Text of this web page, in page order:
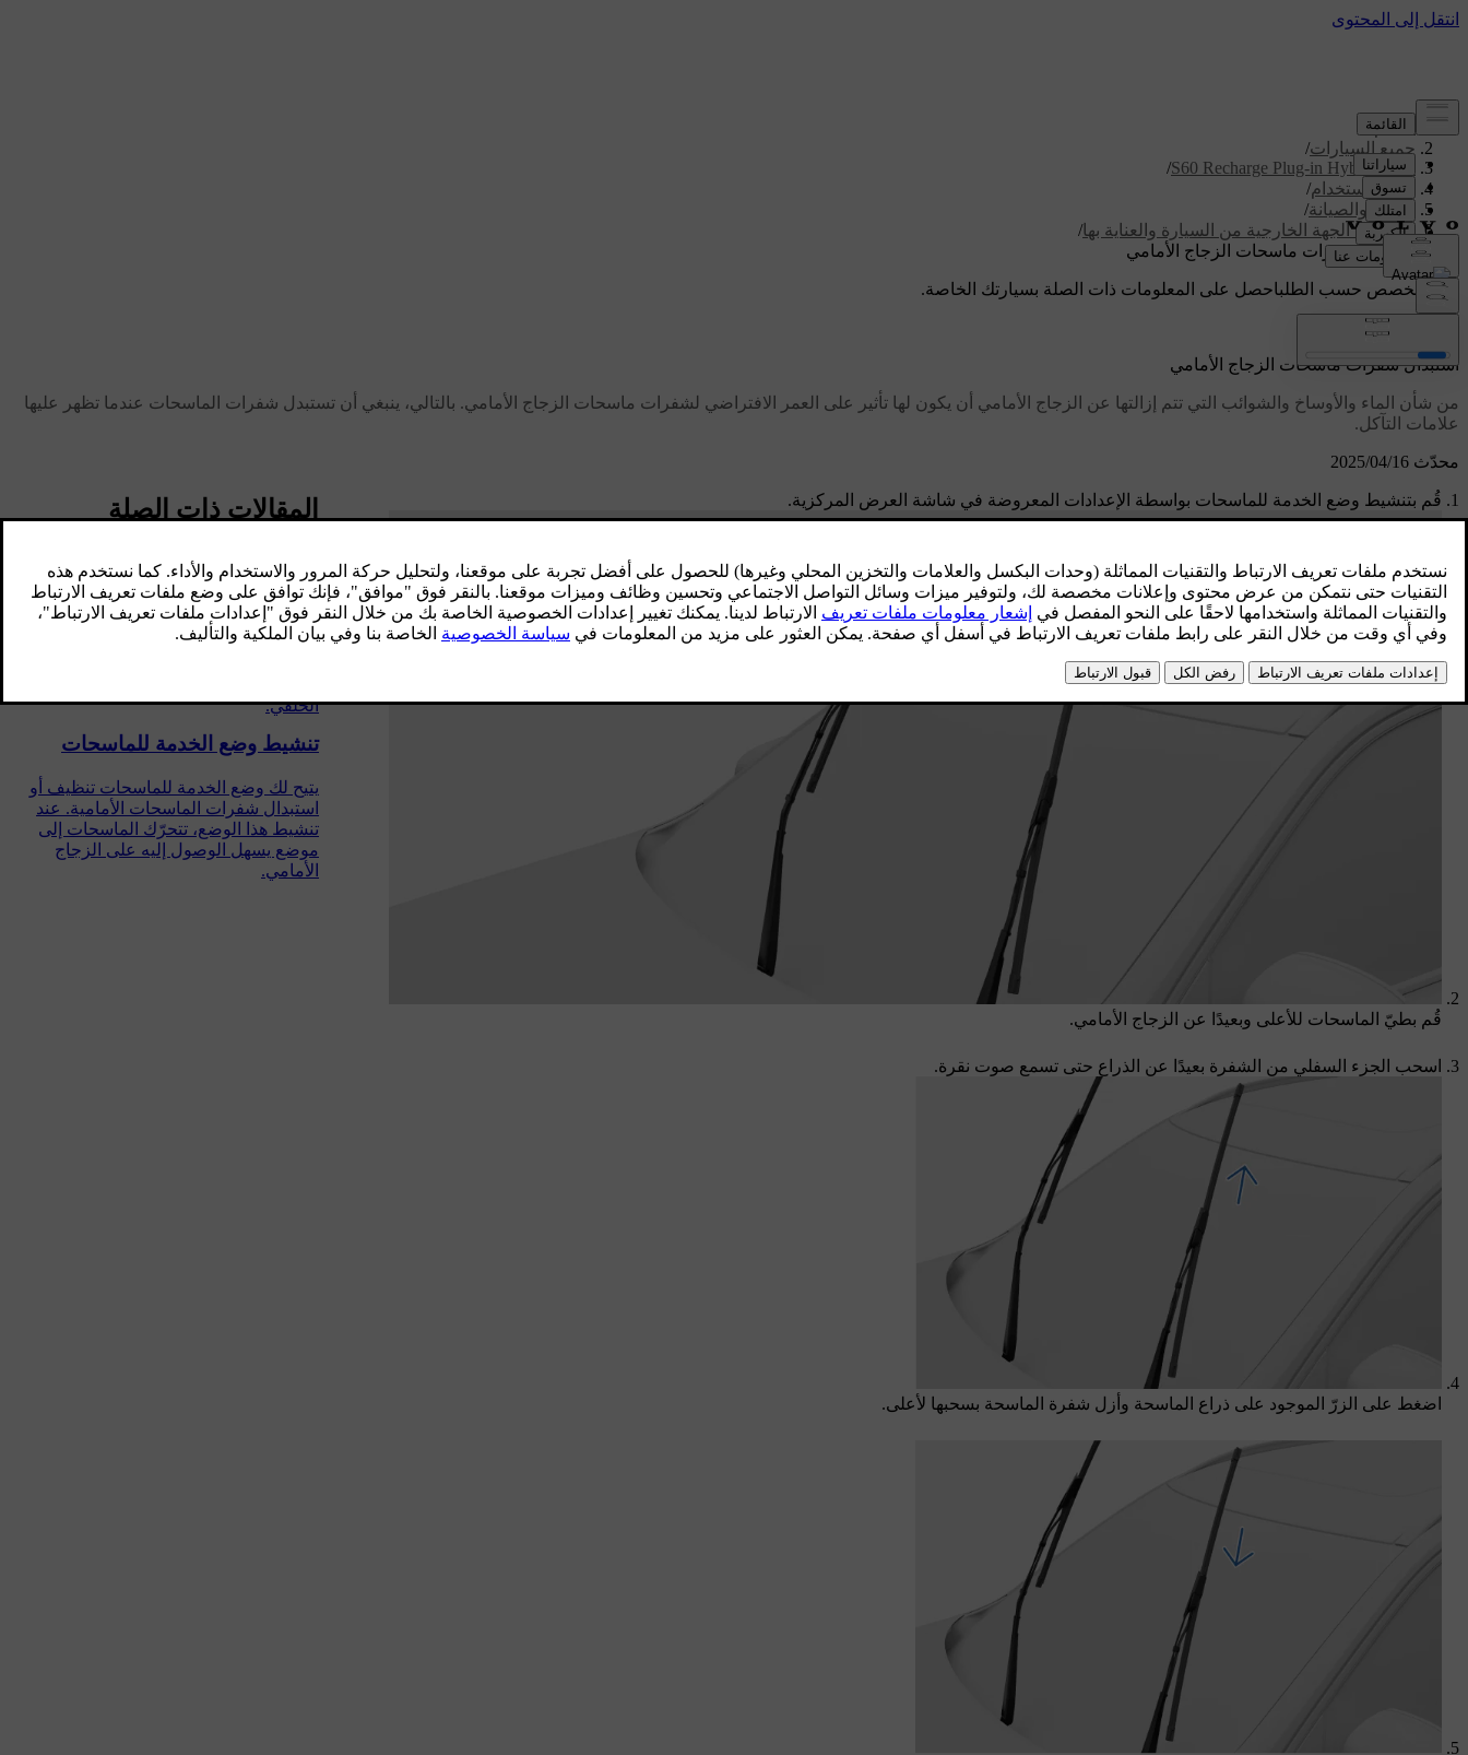
الدعم/
جميع السيارات/
S60 Recharge Plug-in Hybrid 2024
/
دليل الاستخدام/
العناية والصيانة/
تنظيف الجهة الخارجية من السيارة والعناية بها/
استبدال شفرات ماسحات الزجاج الأمامي
دعم مخصص حسب الطلباحصل على المعلومات ذات الصلة بسيارتك الخاصة.
تسجيل الدخول
محدّث 16‏/04‏/2025
استبدال شفرات ماسحات الزجاج الأمامي
من شأن الماء والأوساخ والشوائب التي تتم إزالتها عن الزجاج الأمامي أن يكون لها تأثير على العمر الافتراضي لشفرات ماسحات الزجاج الأمامي. بالتالي، ينبغي أن تستبدل شفرات الماسحات عندما تظهر عليها
علامات التآكل.
قُم بتنشيط وضع الخدمة للماسحات بواسطة الإعدادات المعروضة في شاشة العرض المركزية.
قُم بطيّ الماسحات للأعلى وبعيدًا عن الزجاج الأمامي.
اسحب الجزء السفلي من الشفرة بعيدًا عن الذراع حتى تسمع صوت نقرة.
اضغط على الزرّ الموجود على ذراع الماسحة وأزل شفرة الماسحة بسحبها لأعلى.
المقالات ذات الصلة
الماسحات والغاسلات
لقد تمّ تصميم الماسحات والغاسلات بحيث
يتم استخدامها بشكل متزامن من أجل
الخلفي.
تنشيط وضع الخدمة للماسحات
يتيح لك وضع الخدمة للماسحات تنظيف أو
استبدال شفرات الماسحات الأمامية. عند
تنشيط هذا الوضع، تتحرّك الماسحات إلى
موضع يسهل الوصول إليه على الزجاج
الأمامي.